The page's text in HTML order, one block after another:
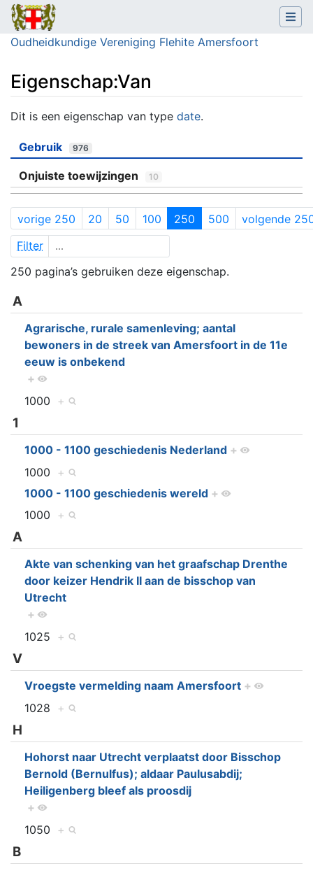
Oudheidkundige Vereniging Flehite Amersfoort
Eigenschap:Van
Ga naar:navigatie,zoeken
Dit is een eigenschap van type date.
Gebruik 976
Onjuiste toewijzingen 10
vorige 250 20 50 100 250 500
volgende
Filter
250 pagina’s gebruiken deze eigenschap.
A
Agrarische, rurale samenleving; aantal
bewoners in de streek van Amersfoort in de 11e
eeuw is onbekend
+
1000 +
1
1000 - 1100 geschiedenis Nederland +
1000 +
1000 - 1100 geschiedenis wereld +
1000 +
A
Akte van schenking van het graafschap Drenthe
door keizer Hendrik II aan de bisschop van
Utrecht
+
1025 +
V
Vroegste vermelding naam Amersfoort +
1028 +
H
Hohorst naar Utrecht verplaatst door Bisschop
Bernold (Bernulfus); aldaar Paulusabdij;
Heiligenberg bleef als proosdij
+
1050 +
B